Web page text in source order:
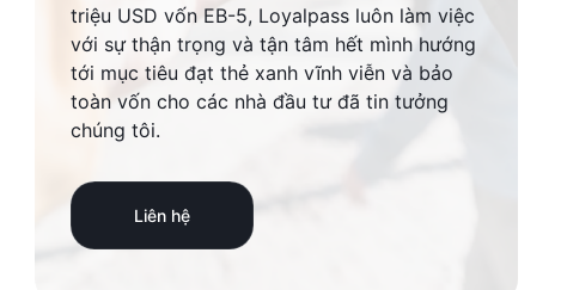
triệu USD vốn EB-5, Loyalpass luôn làm việc
với sự thận trọng và tận tâm hết mình hướng
tới mục tiêu đạt thẻ xanh vĩnh viễn và bảo
toàn vốn cho các nhà đầu tư đã tin tưởng
chúng tôi.
Liên hệ